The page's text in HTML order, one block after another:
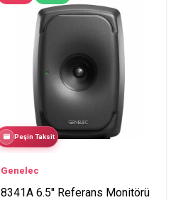
Peşin Taksit
Genelec
8341A 6.5'' Referans Monitörü